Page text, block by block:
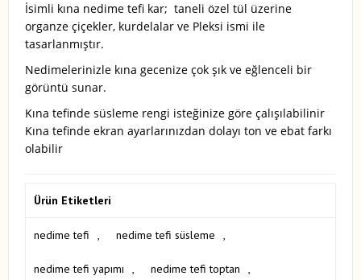
İsimli kına nedime tefi kar; taneli özel tül üzerine
organze çiçekler, kurdelalar ve Pleksi ismi ile
tasarlanmıştır.
Nedimelerinizle kına gecenize çok şık ve eğlenceli bir
görüntü sunar.
Kına tefinde süsleme rengi isteğinize göre çalışılabilinir
Kına tefinde ekran ayarlarınızdan dolayı ton ve ebat farkı
olabilir
Ürün Etiketleri
nedime tefi , nedime tefi süsleme ,
nedime tefi yapımı , nedime tefi toptan ,